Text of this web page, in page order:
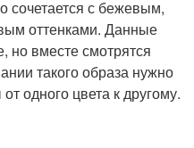
сочетается с бежевым,
оттенками. Данные
но вместе смотрятся
такого образа нужно
одного цвета к другому.